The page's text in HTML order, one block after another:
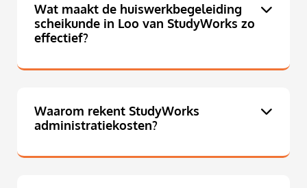
Wat maakt de huiswerkbegeleiding
scheikunde in Loo van StudyWorks zo
effectief?
Waarom rekent StudyWorks
administratiekosten?